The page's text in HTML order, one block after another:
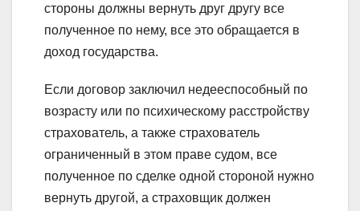
стороны должны вернуть друг другу все
полученное по нему, все это обращается в
доход государства.
Если договор заключил недееспособный по
возрасту или по психическому расстройству
страхователь, а также страхователь
ограниченный в этом праве судом, все
полученное по сделке одной стороной нужно
вернуть другой, а страховщик должен